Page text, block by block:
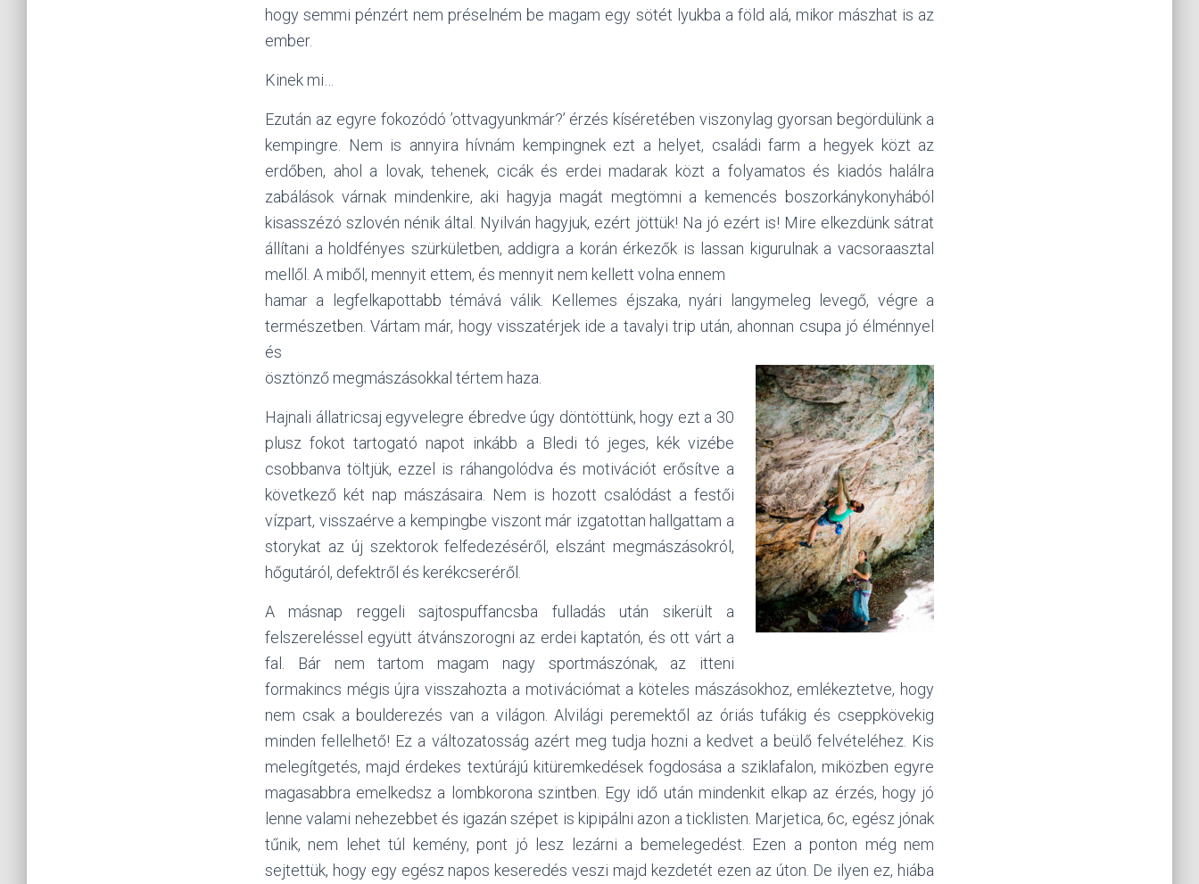
hogy semmi pénzért nem préselném be magam egy sötét lyukba a föld alá, mikor mászhat is az
ember.
Kinek mi…
Ezután az egyre fokozódó ’ottvagyunkmár?’ érzés kíséretében viszonylag gyorsan begördülünk a
kempingre. Nem is annyira hívnám kempingnek ezt a helyet, családi farm a hegyek közt az
erdőben, ahol a lovak, tehenek, cicák és erdei madarak közt a folyamatos és kiadós halálra
zabálások várnak mindenkire, aki hagyja magát megtömni a kemencés boszorkánykonyhából
kisasszézó szlovén nénik által. Nyilván hagyjuk, ezért jöttük! Na jó ezért is! Mire elkezdünk sátrat
állítani a holdfényes szürkületben, addigra a korán érkezők is lassan kigurulnak a vacsoraasztal
mellől. A miből, mennyit ettem, és mennyit nem kellett volna ennem
hamar a legfelkapottabb témává válik. Kellemes éjszaka, nyári langymeleg levegő, végre a
természetben. Vártam már, hogy visszatérjek ide a tavalyi trip után, ahonnan csupa jó élménnyel
és
ösztönző megmászásokkal tértem haza.
Hajnali állatricsaj egyvelegre ébredve úgy döntöttünk, hogy ezt a 30
plusz fokot tartogató napot inkább a Bledi tó jeges, kék vizébe
csobbanva töltjük, ezzel is ráhangolódva és motivációt erősítve a
következő két nap mászásaira. Nem is hozott csalódást a festői
vízpart, visszaérve a kempingbe viszont már izgatottan hallgattam a
storykat az új szektorok felfedezéséről, elszánt megmászásokról,
hőgutáról, defektről és kerékcseréről.
A másnap reggeli sajtospuffancsba fulladás után sikerült a
felszereléssel együtt átvánszorogni az erdei kaptatón, és ott várt a
fal. Bár nem tartom magam nagy sportmászónak, az itteni
formakincs mégis újra visszahozta a motivációmat a köteles mászásokhoz, emlékeztetve, hogy
nem csak a boulderezés van a világon. Alvilági peremektől az óriás tufákig és cseppkövekig
minden fellelhető! Ez a változatosság azért meg tudja hozni a kedvet a beülő felvételéhez. Kis
melegítgetés, majd érdekes textúrájú kitüremkedések fogdosása a sziklafalon, miközben egyre
magasabbra emelkedsz a lombkorona szintben. Egy idő után mindenkit elkap az érzés, hogy jó
lenne valami nehezebbet és igazán szépet is kipipálni azon a ticklisten. Marjetica, 6c, egész jónak
tűnik, nem lehet túl kemény, pont jó lesz lezárni a bemelegedést. Ezen a ponton még nem
sejtettük, hogy egy egész napos keseredés veszi majd kezdetét ezen az úton. De ilyen ez, hiába